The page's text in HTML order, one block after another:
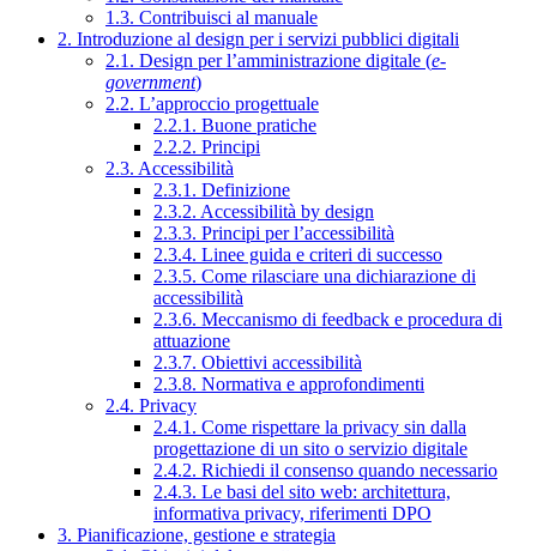
1.3. Contribuisci al manuale
2. Introduzione al design per i servizi pubblici digitali
2.1. Design per l’amministrazione digitale (e-
government)
2.2. L’approccio progettuale
2.2.1. Buone pratiche
2.2.2. Principi
2.3. Accessibilità
2.3.1. Definizione
2.3.2. Accessibilità by design
2.3.3. Principi per l’accessibilità
2.3.4. Linee guida e criteri di successo
2.3.5. Come rilasciare una dichiarazione di
accessibilità
2.3.6. Meccanismo di feedback e procedura di
attuazione
2.3.7. Obiettivi accessibilità
2.3.8. Normativa e approfondimenti
2.4. Privacy
2.4.1. Come rispettare la privacy sin dalla
progettazione di un sito o servizio digitale
2.4.2. Richiedi il consenso quando necessario
2.4.3. Le basi del sito web: architettura,
informativa privacy, riferimenti DPO
3. Pianificazione, gestione e strategia